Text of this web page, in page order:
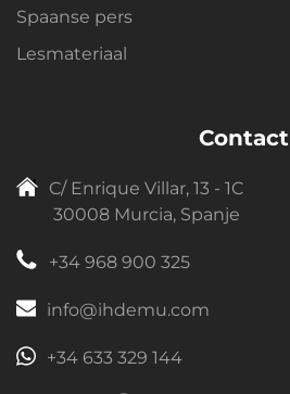
Spaanse pers
Lesmateriaal
Contact
C/ Enrique Villar, 13 - 1C
30008 Murcia, Spanje
+34 968 900 325
info@ihdemu.com
+34 633 329 144